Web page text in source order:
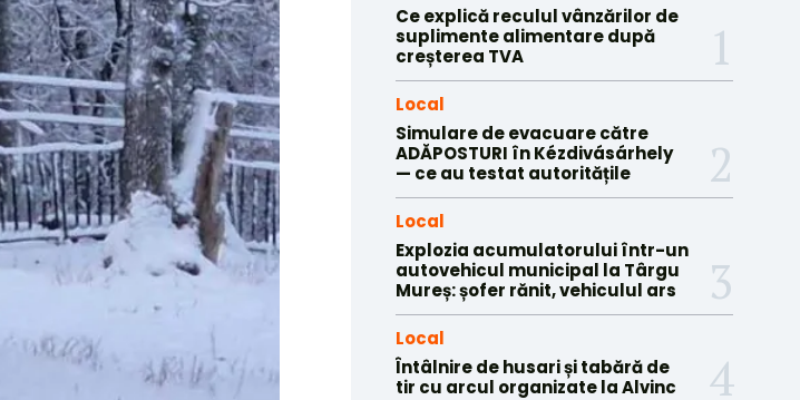
Ce explică reculul vânzărilor de
suplimente alimentare după
creșterea TVA
Local
Simulare de evacuare către
ADĂPOSTURI în Kézdivásárhely
— ce au testat autoritățile
Local
Explozia acumulatorului într-un
autovehicul municipal la Târgu
Mureș: șofer rănit, vehiculul ars
Local
Întâlnire de husari și tabără de
tir cu arcul organizate la Alvinc